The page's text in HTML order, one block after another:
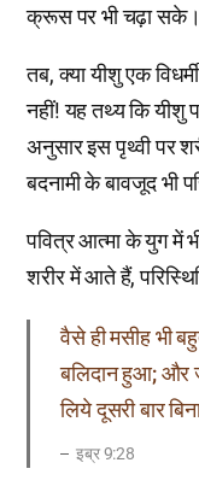
क्रूस पर भी चढ़ा सके।
तब, क्या यीशु एक
नहीं! यह तथ्य कि यीशु
अनुसार इस पृथ्वी पर
बदनामी के बावजूद भी
पवित्र आत्मा के युग में
शरीर में आते हैं,
वैसे ही मसीह भी
बलिदान हुआ; और
लिये दूसरी बार
इब्र 9:28